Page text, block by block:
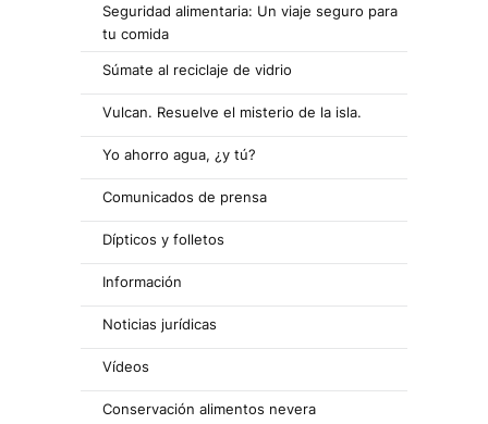
Seguridad alimentaria: Un viaje seguro para
tu comida
Súmate al reciclaje de vidrio
Vulcan. Resuelve el misterio de la isla.
Yo ahorro agua, ¿y tú?
Comunicados de prensa
Dípticos y folletos
Información
Noticias jurídicas
Vídeos
Conservación alimentos nevera